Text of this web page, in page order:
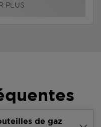
PLUS
de gaz